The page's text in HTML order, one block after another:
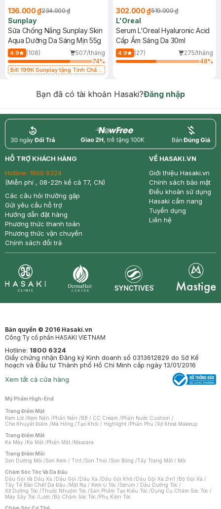
136.000 ₫234.000 ₫
Sunplay
Sữa Chống Nắng Sunplay Skin
Aqua Dưỡng Da Sáng Mịn 55g
4.9 (108)
507/tháng
74%
Bill 199K Sunplay tặng Tinh Chất
302.000 ₫519.000 ₫
L'Oreal
Serum L'Oreal Hyaluronic Acid
Cấp Ẩm Sáng Da 30ml
4.9 (27)
275/tháng
48%
Bạn đã có tài khoản Hasaki?Đăng nhập
return nowfree price
HỖ TRỢ KHÁCH HÀNG
Hotline: 1800 6324
(Miễn phí , 08-22h kể cả T7, CN)
Các câu hỏi thường gặp
Gửi yêu cầu hỗ trợ
Hướng dẫn đặt hàng
Phương thức thanh toán
Phương thức vận chuyển
Chính sách đổi trả
VỀ HASAKI.VN
Giới thiệu Hasaki.vn
Chính sách bảo mật
Điều khoản sử dụng
Hasaki cẩm nang
Tuyển dụng
Liên hệ
Bản quyền © 2016 Hasaki.vn
Công Ty cổ phần HASAKI VIETNAM
Hotline: 1800 6324
Giấy chứng nhận Đăng ký Kinh doanh số 0313612829 do Sở Kế
hoạch và Đầu tư Thành phố Hồ Chí Minh cấp ngày 13/01/2016
Xem tất cả cửa hàng
Mỹ Phẩm High-End
Trang Điểm Mặt
Kem Lót /Kem Nền /Phấn Nền /BB / CC Cream /Phấn Nước Cushion /
Che Khuyết Điểm /Má Hồng /Tạo Khối / Highlight /Phấn Phủ /Xịt Khoá Makeup
Trang Điểm Mắt
Kẻ Mày /Kẻ Mắt /Phấn Mắt /Mascara
Trang Điểm Môi
Son Dưỡng Môi /Son Kem / Tint /Son Thỏi /Son Bóng /Tẩy Trang Mắt / Môi
Chăm Sóc Tóc Và Da Đầu
Dầu Gội Và Dầu Xả /Dầu Gội /Dầu Xả /Dầu Gội Khô /Dầu Gội Xả 2in1 /Bộ Gội Xả /
Tẩy Tế Bào Chết Da Đầu /Mặt Nạ / Kem Ủ Tóc /Serum / Dầu Dưỡng Tóc /
Xịt Dưỡng Tóc /Thuốc Nhuộm Tóc /Sản Phẩm Tạo Kiểu Tóc /Dụng Cụ Chăm Sóc Tóc /
Máy Sấy Tóc /Lược /Bộ Chăm Sóc Tóc /Phụ Kiện Tóc